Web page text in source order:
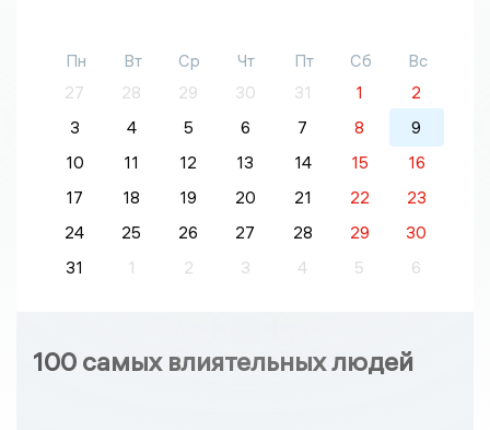
Пн Вт Ср Чт Пт Сб
Вс
27
28 29 30 31 1
2
3
4 5 6 7 8
9
10
11 12 13 14 15
16
17
18 19 20 21 22
23
24
25 26 27 28 29
30
31
1 2 3 4 5 6
100 самых влиятельных людей